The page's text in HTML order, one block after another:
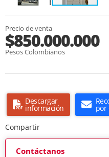
Precio de venta
$850.000.000
Pesos Colombianos
Descargar
información
por
Compartir
Contáctanos